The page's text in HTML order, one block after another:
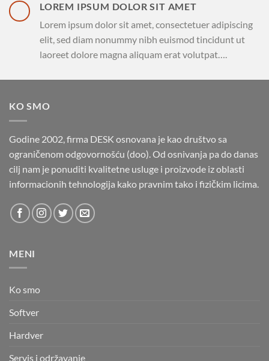
LOREM IPSUM DOLOR SIT AMET
Lorem ipsum dolor sit amet, consectetuer adipiscing
elit, sed diam nonummy nibh euismod tincidunt ut
laoreet dolore magna aliquam erat volutpat….
KO SMO
Godine 2002, firma DESK osnovana je kao društvo sa
ograničenom odgovornošću (doo). Od osnivanja pa do danas
cilj nam je ponuditi kvalitetne usluge i proizvode iz oblasti
informacionih tehnologija kako pravnim tako i fizičkim licima.
MENI
Ko smo
Softver
Hardver
Servis i održavanje